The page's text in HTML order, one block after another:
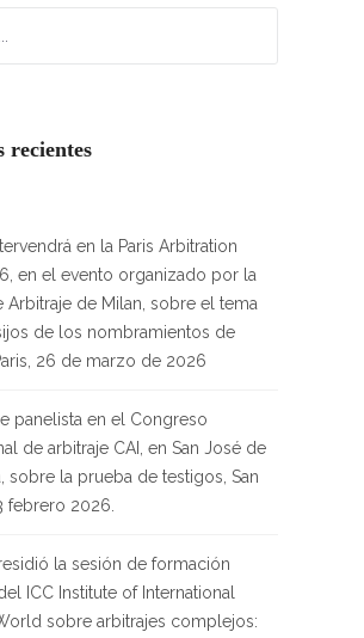
recientes
en la Paris Arbitration
en el evento organizado por la
Arbitraje de Milan, sobre el tema
de los nombramientos de
26 de marzo de 2026
panelista en el Congreso
de arbitraje CAI, en San José de
sobre la prueba de testigos, San
febrero 2026.
la sesión de formación
ICC Institute of International
sobre arbitrajes complejos: